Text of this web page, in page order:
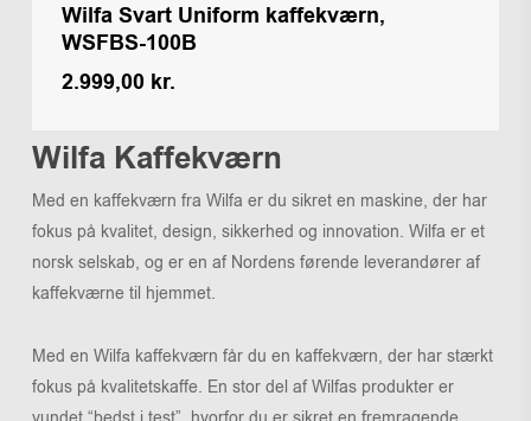
Wilfa Svart Uniform kaffekværn,
WSFBS-100B
2.999,00 kr.
Wilfa Kaffekværn
Med en kaffekværn fra Wilfa er du sikret en maskine, der har
fokus på kvalitet, design, sikkerhed og innovation. Wilfa er et
norsk selskab, og er en af Nordens førende leverandører af
kaffekværne til hjemmet.
Med en Wilfa kaffekværn får du en kaffekværn, der har stærkt
fokus på kvalitetskaffe. En stor del af Wilfas produkter er